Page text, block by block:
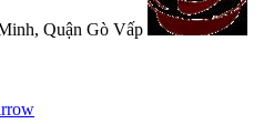
Quận Gò Vấp